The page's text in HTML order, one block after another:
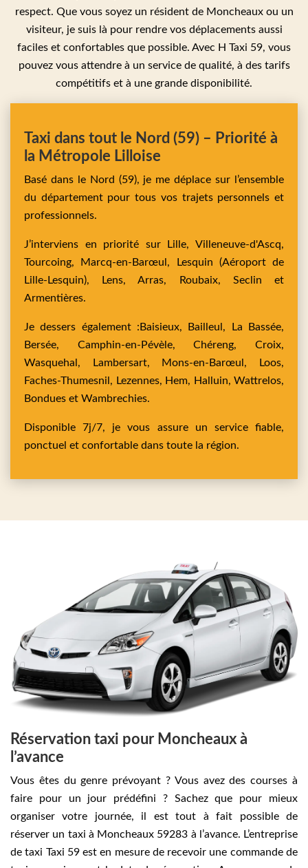
respect. Que vous soyez un résident de Moncheaux ou un
visiteur, je suis là pour rendre vos déplacements aussi
faciles et confortables que possible. Avec H Taxi 59, vous
pouvez vous attendre à un service de qualité, à des tarifs
compétitifs et à une grande disponibilité.
Taxi dans tout le Nord (59) – Priorité à
la Métropole Lilloise
Basé dans le Nord (59), je me déplace sur l’ensemble
du département pour tous vos trajets personnels et
professionnels.
J’interviens en priorité surLille,Villeneuve-d'Ascq,
Tourcoing,
Marcq-en-Barœul, Lesquin (Aéroport de
Lille-Lesquin), Lens,Arras, Roubaix, Seclin et
Armentières.
Je dessers également : Baisieux, Bailleul,
La Bassée,
Bersée, Camphin-en-Pévèle,Chéreng,Croix,
Wasquehal,
Lambersart, Mons-en-Barœul,
Loos,
Faches-Thumesnil, Lezennes, Hem, Halluin, Wattrelos,
Bondues et Wambrechies.
Disponible 7j/7, je vous assure un service fiable,
ponctuel et confortable dans toute la région.
Réservation taxi pour Moncheaux à
l’avance
Vous êtes du genre prévoyant ? Vous avez des courses à
faire pour un jour prédéfini ? Sachez que pour mieux
organiser votre journée, il est tout à fait possible de
réserver un taxi à Moncheaux 59283 à l’avance. L’entreprise
de taxi Taxi 59 est en mesure de recevoir une commande de